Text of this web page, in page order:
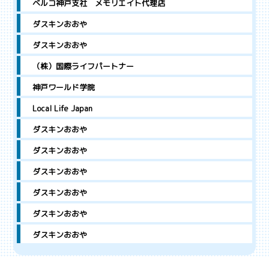
ベルコ神戸支社 メモリエイト代理店
ダスキンおおや
ダスキンおおや
（株）国際ライフパートナー
神戸ワールド学院
Local Life Japan
ダスキンおおや
ダスキンおおや
ダスキンおおや
ダスキンおおや
ダスキンおおや
ダスキンおおや